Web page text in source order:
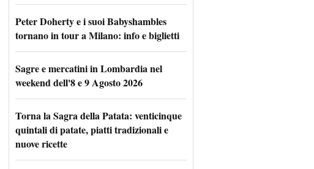
Peter Doherty e i suoi Babyshambles
tornano in tour a Milano: info e biglietti
Sagre e mercatini in Lombardia nel
weekend dell'8 e 9 Agosto 2026
Torna la Sagra della Patata: venticinque
quintali di patate, piatti tradizionali e
nuove ricette